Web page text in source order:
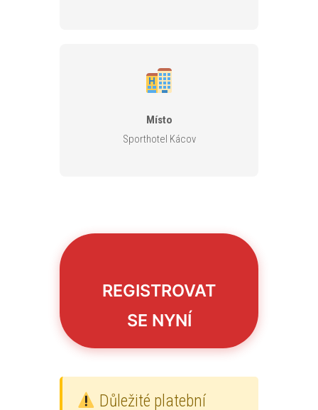
Místo
Sporthotel Kácov
REGISTROVAT
SE NYNÍ
Důležité platební